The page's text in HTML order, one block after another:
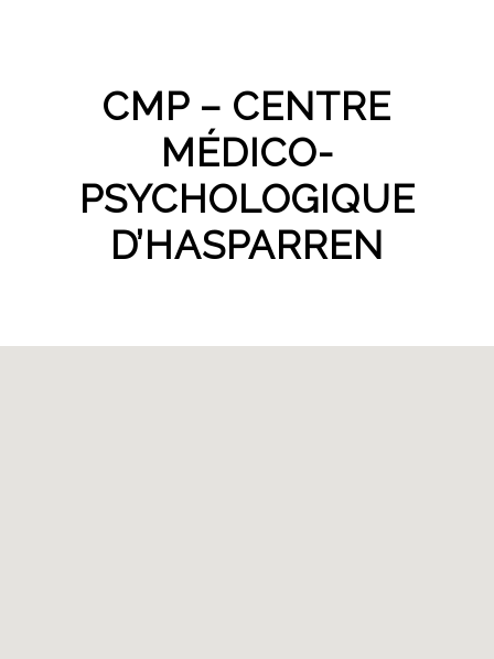
CMP – CENTRE
MÉDICO-
PSYCHOLOGIQUE
D’HASPARREN